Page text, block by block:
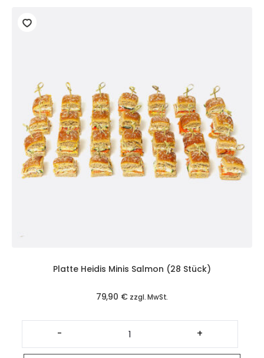
Platte Heidis Minis Salmon (28 Stück)
79,90 € zzgl. MwSt.
-
Platte
Heidis
Minis
Salmon
+